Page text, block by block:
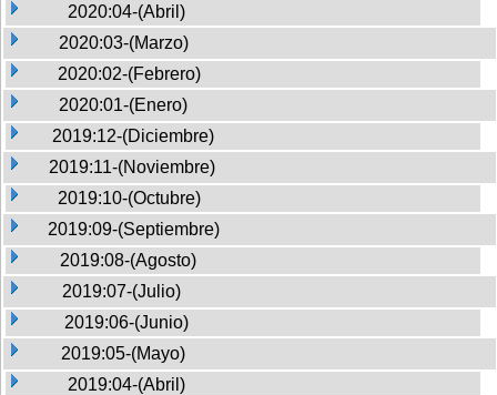
2020:04-(Abril)
2020:03-(Marzo)
2020:02-(Febrero)
2020:01-(Enero)
2019:12-(Diciembre)
2019:11-(Noviembre)
2019:10-(Octubre)
2019:09-(Septiembre)
2019:08-(Agosto)
2019:07-(Julio)
2019:06-(Junio)
2019:05-(Mayo)
2019:04-(Abril)